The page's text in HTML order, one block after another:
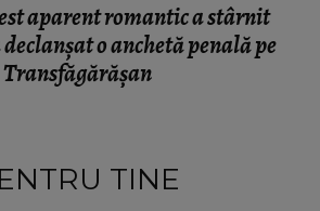
aparent romantic a stârnit
o anchetă penală pe
Transfăgărășan
TINE